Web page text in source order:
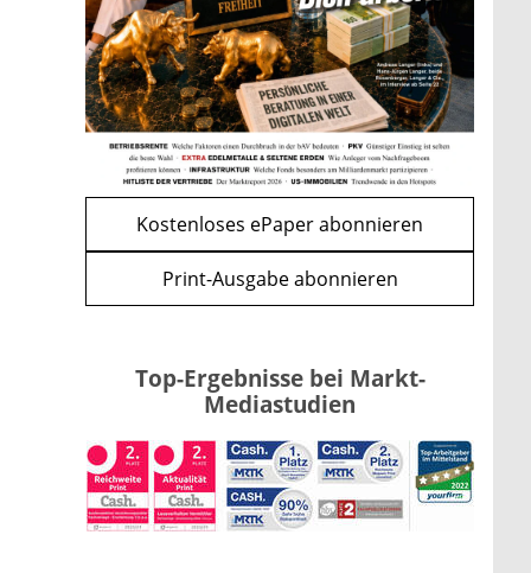
WEITERE ARTIKEL
zurückweiter
Apple-Aktie nach
Quartalszahlen: Ist der
Kursrückgang jetzt eine
Kaufchance?
mehr
Kostenloses ePaper abonnieren
Print-Ausgabe abonnieren
Top-Ergebnisse bei Markt-
Mediastudien